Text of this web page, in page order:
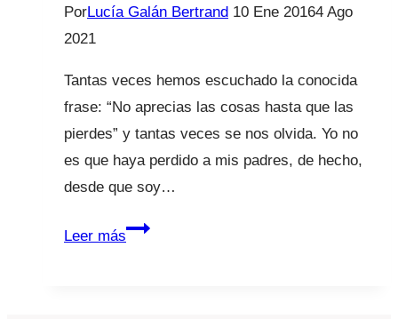
PorLucía Galán Bertrand 10 Ene 20164 Ago
2021
Tantas veces hemos escuchado la conocida
frase: “No aprecias las cosas hasta que las
pierdes” y tantas veces se nos olvida. Yo no
es que haya perdido a mis padres, de hecho,
desde que soy…
Leer másEl